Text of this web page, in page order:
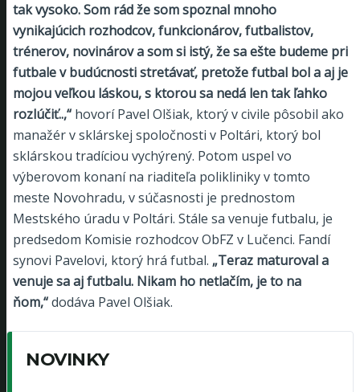
tak vysoko. Som rád že som spoznal mnoho
vynikajúcich rozhodcov, funkcionárov, futbalistov,
trénerov, novinárov a som si istý, že sa ešte budeme pri
futbale v budúcnosti stretávať, pretože futbal bol a aj je
mojou veľkou láskou, s ktorou sa nedá len tak ľahko
rozlúčiť..,“hovorí Pavel Olšiak, ktorý v civile pôsobil ako
manažér v sklárskej spoločnosti v Poltári, ktorý bol
sklárskou tradíciou vychýrený. Potom uspel vo
výberovom konaní na riaditeľa polikliniky v tomto
meste Novohradu, v súčasnosti je prednostom
Mestského úradu v Poltári. Stále sa venuje futbalu, je
predsedom Komisie rozhodcov ObFZ v Lučenci. Fandí
synovi Pavelovi, ktorý hrá futbal. „Teraz maturoval a
venuje sa aj futbalu. Nikam ho netlačím, je to na
ňom,“dodáva Pavel Olšiak.
NOVINKY